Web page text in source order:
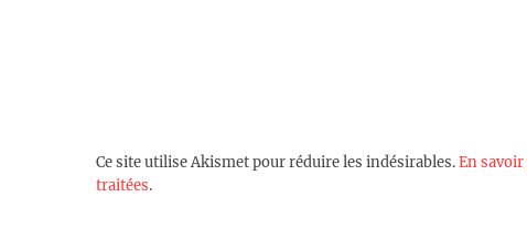
Ce site utilise Akismet pour réduire les indésirables.En
traitées.